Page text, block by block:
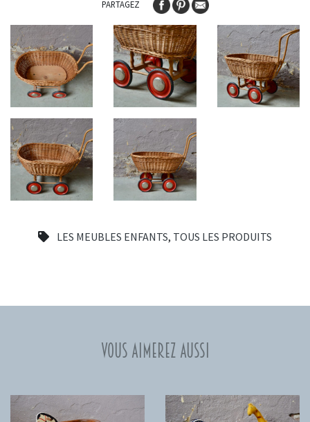
LES MEUBLES ENFANTS, TOUS LES PRODUITS
PARTAGEZ
Vous aimerez aussi